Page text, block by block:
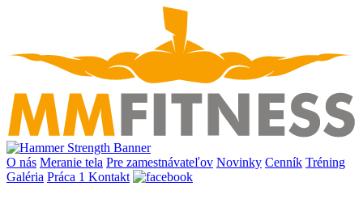
O nás Meranie tela Pre zamestnávateľov Novinky Cenník Tréning
Galéria Práca 1 Kontakt